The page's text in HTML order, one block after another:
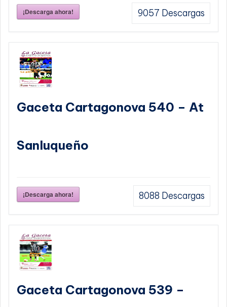
¡Descarga ahora! 9057 Descargas
Gaceta Cartagonova 540 – At
Sanluqueño
¡Descarga ahora! 8088 Descargas
Gaceta Cartagonova 539 –